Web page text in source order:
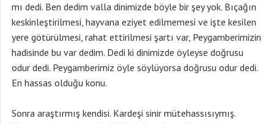
mı dedi. Ben dedim valla dinimizde böyle bir şey yok. Bıçağın
keskinleştirilmesi, hayvana eziyet edilmemesi ve işte kesilen
yere götürülmesi, rahat ettirilmesi şartı var, Peygamberimizin
hadisinde bu var dedim. Dedi ki dinimizde öyleyse doğrusu
odur dedi. Peygamberimiz öyle söylüyorsa doğrusu odur dedi.
En hassas olduğu konu.
Sonra araştırmış kendisi. Kardeşi sinir mütehassısıymış.